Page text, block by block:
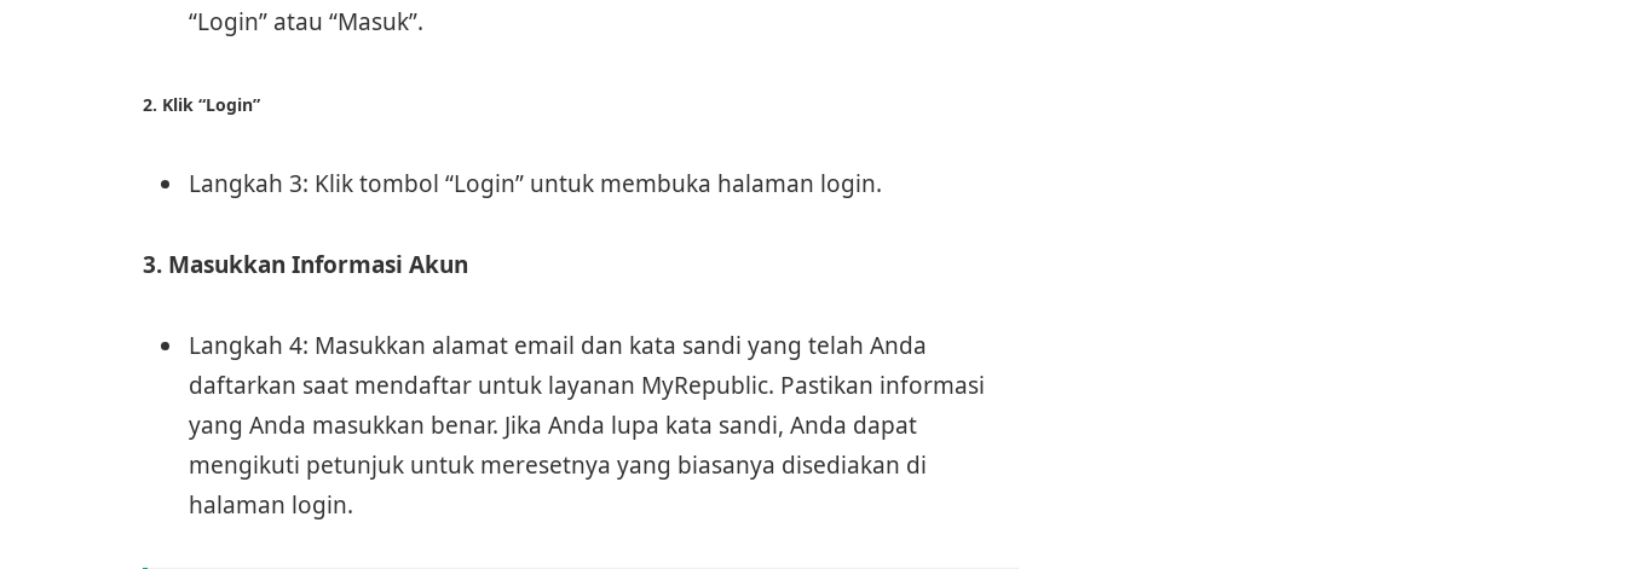
“Login” atau “Masuk”.
2. Klik “Login”
Langkah 3: Klik tombol “Login” untuk membuka halaman login.
3. Masukkan Informasi Akun
Langkah 4: Masukkan alamat email dan kata sandi yang telah Anda
daftarkan saat mendaftar untuk layanan MyRepublic. Pastikan informasi
yang Anda masukkan benar. Jika Anda lupa kata sandi, Anda dapat
mengikuti petunjuk untuk meresetnya yang biasanya disediakan di
halaman login.